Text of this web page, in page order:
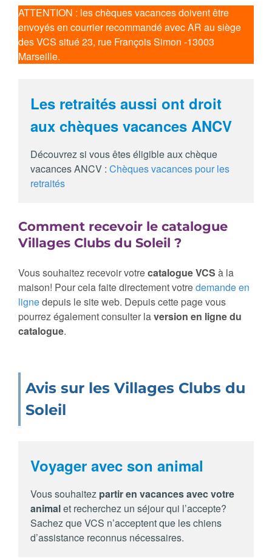
ATTENTION : les chèques vacances doivent être
envoyés en courrier recommandé avec AR au siège
des VCS situé 23, rue François Simon -13003
Marseille.
Les retraités aussi ont droit
aux chèques vacances ANCV
Découvrez si vous êtes éligible aux chèque
vacances ANCV : Chèques vacances pour les
retraités
Comment recevoir le catalogue
Villages Clubs du Soleil ?
Vous souhaitez recevoir votrecatalogue VCS à la
maison! Pour cela faite directement votredemande en
lignedepuis le site web. Depuis cette page vous
pourrez également consulter laversion en ligne du
catalogue.
Avis sur les Villages Clubs du
Soleil
Voyager avec son animal
Vous souhaitez partir en vacances avec votre
animalet recherchez un séjour qui l’accepte?
Sachez que VCS n’acceptent que les chiens
d’assistance reconnus nécessaires.